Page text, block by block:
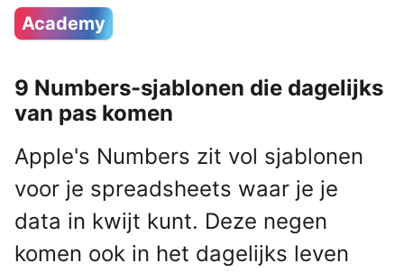
Academy
9 Numbers-sjablonen die dagelijks
van pas komen
Apple's Numbers zit vol sjablonen
voor je spreadsheets waar je je
data in kwijt kunt. Deze negen
komen ook in het dagelijks leven